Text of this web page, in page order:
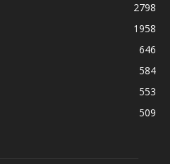
2798
1958
646
584
553
509